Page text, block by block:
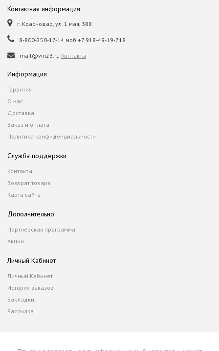
Контактная информация
г. Краснодар, ул. 1 мая, 388
8-800-250-17-14 моб.+7 918-49-19-718
mail@vin23.ru Контакты
Информация
Гарантия
О нас
Доставка
Заказ и оплата
Политика конфиденциальности
Служба поддержки
Контакты
Возврат товара
Карта сайта
Дополнительно
Партнерская программа
Акции
Личный Кабинет
Личный Кабинет
История заказов
Закладки
Рассылка